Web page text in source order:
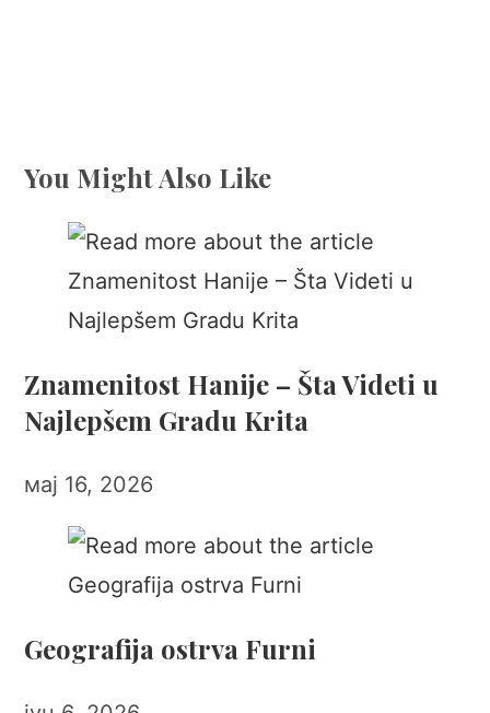
You Might Also Like
Znamenitost Hanije – Šta Videti u
Najlepšem Gradu Krita
мај 16, 2026
Geografija ostrva Furni